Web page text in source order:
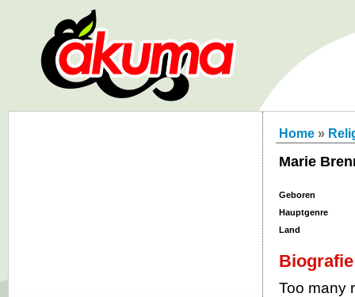
Home »
Marie
Geboren
Hauptgenre
Land
Biografie
Too many